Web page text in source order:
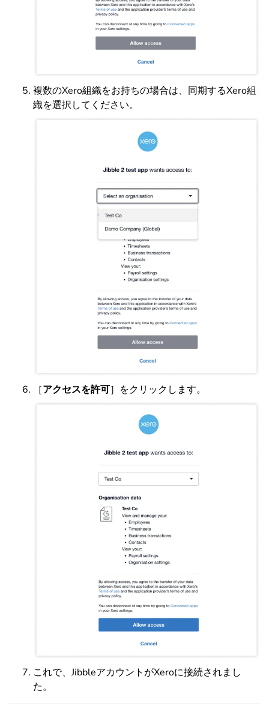
複数のXero組織をお持ちの場合は、同期するXero組
織を選択してください。
［アクセスを許可］ をクリックします。
これで、JibbleアカウントがXeroに接続されまし
た。